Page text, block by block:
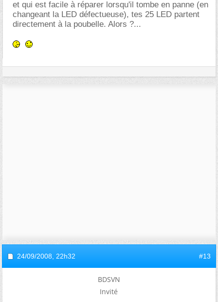
et qui est facile à réparer lorsqu'il tombe en panne (en
changeant la LED défectueuse), tes 25 LED partent
directement à la poubelle. Alors ?...
24/09/2008, 22h32 #13
BDSVN
Invité